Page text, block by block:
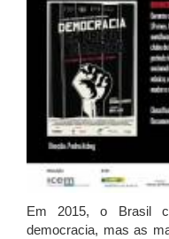
Em 2015, o Brasil
democracia, mas as